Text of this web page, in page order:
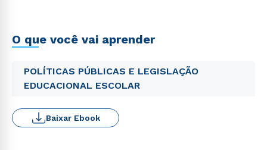
O que você vai aprender
POLÍTICAS PÚBLICAS E LEGISLAÇÃO
EDUCACIONAL ESCOLAR
Baixar Ebook